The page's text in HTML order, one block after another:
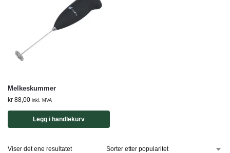
Melkeskummer
kr 88,00 inkl. MVA
Legg i handlekurv
Viser det ene resultatet